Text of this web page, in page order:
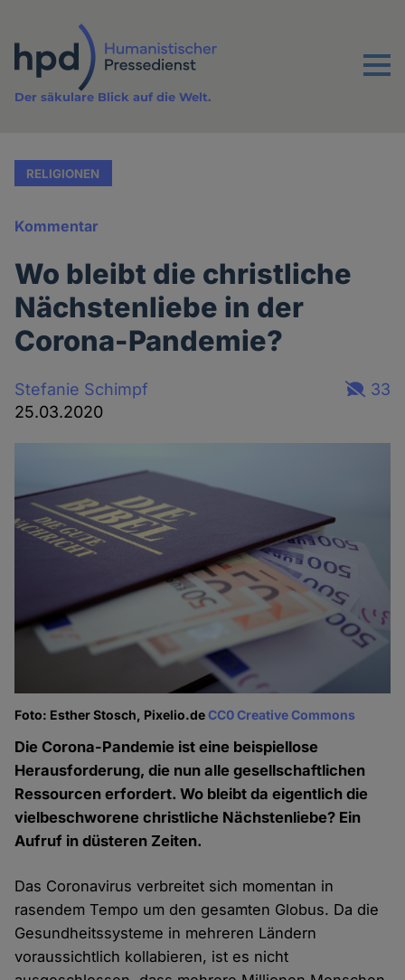
Inhalt
Menu
Der säkulare Blick auf die Welt.
RELIGIONEN
Kommentar
Wo bleibt die christliche
Nächstenliebe in der
Corona-Pandemie?
Stefanie Schimpf
25.03.2020
33
Foto: Esther Stosch, Pixelio.deCC0 Creative Commons
Die Corona-Pandemie ist eine beispiellose
Herausforderung, die nun alle gesellschaftlichen
Ressourcen erfordert. Wo bleibt da eigentlich die
vielbeschworene christliche Nächstenliebe? Ein
Aufruf in düsteren Zeiten.
Das Coronavirus verbreitet sich momentan in
rasendem Tempo um den gesamten Globus. Da die
Gesundheitssysteme in mehreren Ländern
voraussichtlich kollabieren, ist es nicht